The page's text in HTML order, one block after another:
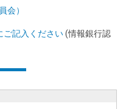
会）
ご記入ください(情報銀行認